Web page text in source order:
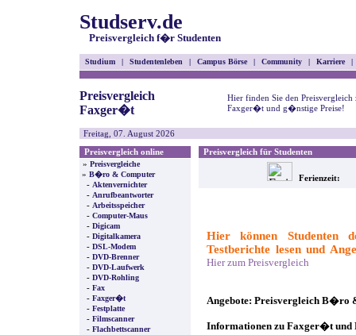
Studserv.de
Preisvergleich f�r Studenten
Studium | Studentenleben | Campus Börse | Community | Karriere |
Preisvergleich
Faxger�t
Hier finden Sie den Preisvergleich
Faxger�t und g�nstige Preise!
Freitag, 07. August 2026
Preisvergleich online
» Preisvergleiche
» B�ro & Computer
- Aktenvernichter
- Anrufbeantworter
- Arbeitsspeicher
- Computer-Maus
- Digicam
- Digitalkamera
- DSL-Modem
- DVD-Brenner
- DVD-Laufwerk
- DVD-Rohling
- Fax
- Faxger�t
- Festplatte
- Filmscanner
- Flachbettscanner
Preisvergleich für Studenten
Ferienzeit:
Hier können Studenten
Testberichte lesen und
Hier zum Preisvergleich
Angebote: Preisvergleich B�ro
Informationen zu Faxger�t